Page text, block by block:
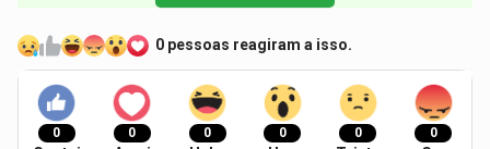
0 pessoas reagiram a isso.
0 0 0 0 0 0